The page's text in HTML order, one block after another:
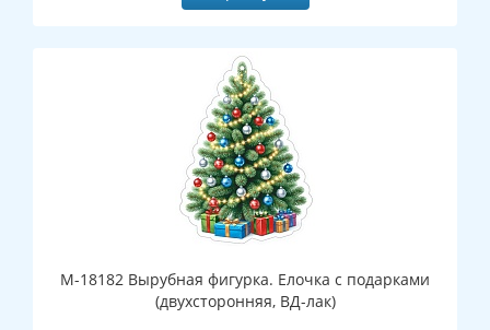
М-18182 Вырубная фигурка. Елочка с подарками
(двухсторонняя, ВД-лак)